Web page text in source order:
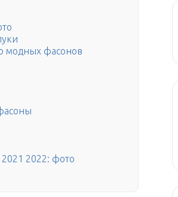
модных фасонов
2022: фото